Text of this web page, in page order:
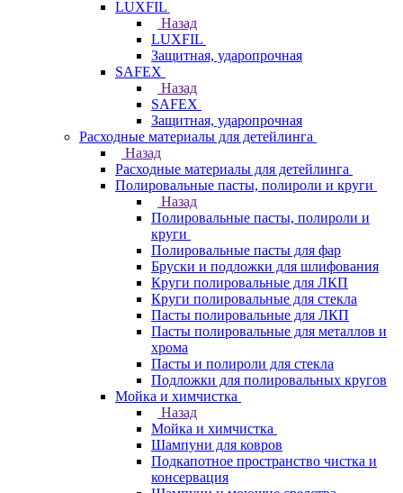
LUXFIL
Назад
LUXFIL
Защитная, ударопрочная
SAFEX
Назад
SAFEX
Защитная, ударопрочная
Расходные материалы для детейлинга
Назад
Расходные материалы для детейлинга
Полировальные пасты, полироли и круги
Назад
Полировальные пасты, полироли и
круги
Полировальные пасты для фар
Бруски и подложки для шлифования
Круги полировальные для ЛКП
Круги полировальные для стекла
Пасты полировальные для ЛКП
Пасты полировальные для металлов и
хрома
Пасты и полироли для стекла
Подложки для полировальных кругов
Мойка и химчистка
Назад
Мойка и химчистка
Шампуни для ковров
Подкапотное пространство чистка и
консервация